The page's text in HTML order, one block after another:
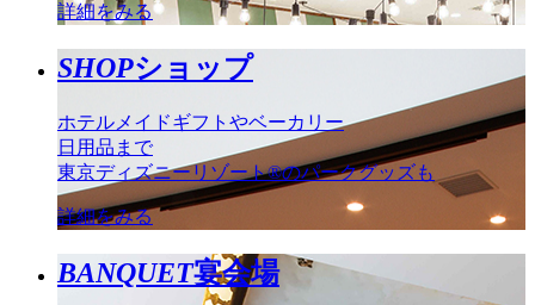
詳細をみる
SHOPショップ
ホテルメイドギフトやベーカリー
日用品まで
東京ディズニーリゾート®のパークグッズも
詳細をみる
BANQUET宴会場